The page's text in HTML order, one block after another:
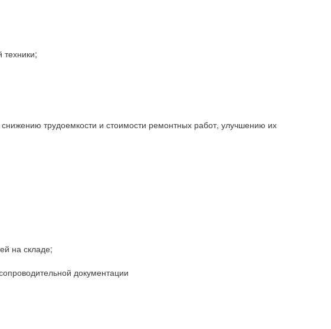
трудоемкости и стоимости ремонтных работ, улучшению их
на складе;
документации